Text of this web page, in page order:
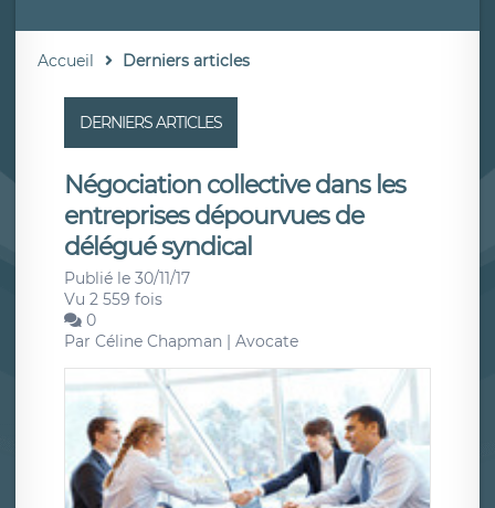
Accueil Derniers articles
DERNIERS ARTICLES
Négociation collective dans les
entreprises dépourvues de
délégué syndical
Publié le 30/11/17
Vu 2 559 fois
0
Par Céline Chapman | Avocate